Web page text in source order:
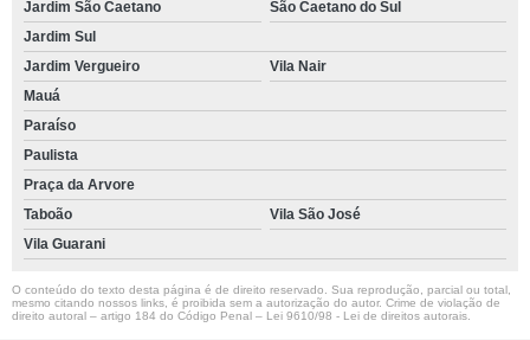
Jardim São Caetano
São Caetano do Sul
Jardim Sul
Jardim Vergueiro
Vila Nair
Mauá
Paraíso
Paulista
Praça da Arvore
Taboão
Vila São José
Vila Guarani
O conteúdo do texto desta página é de direito reservado. Sua reprodução, parcial ou total,
mesmo citando nossos links, é proibida sem a autorização do autor. Crime de violação de
direito autoral – artigo 184 do Código Penal – Lei 9610/98 - Lei de direitos autorais